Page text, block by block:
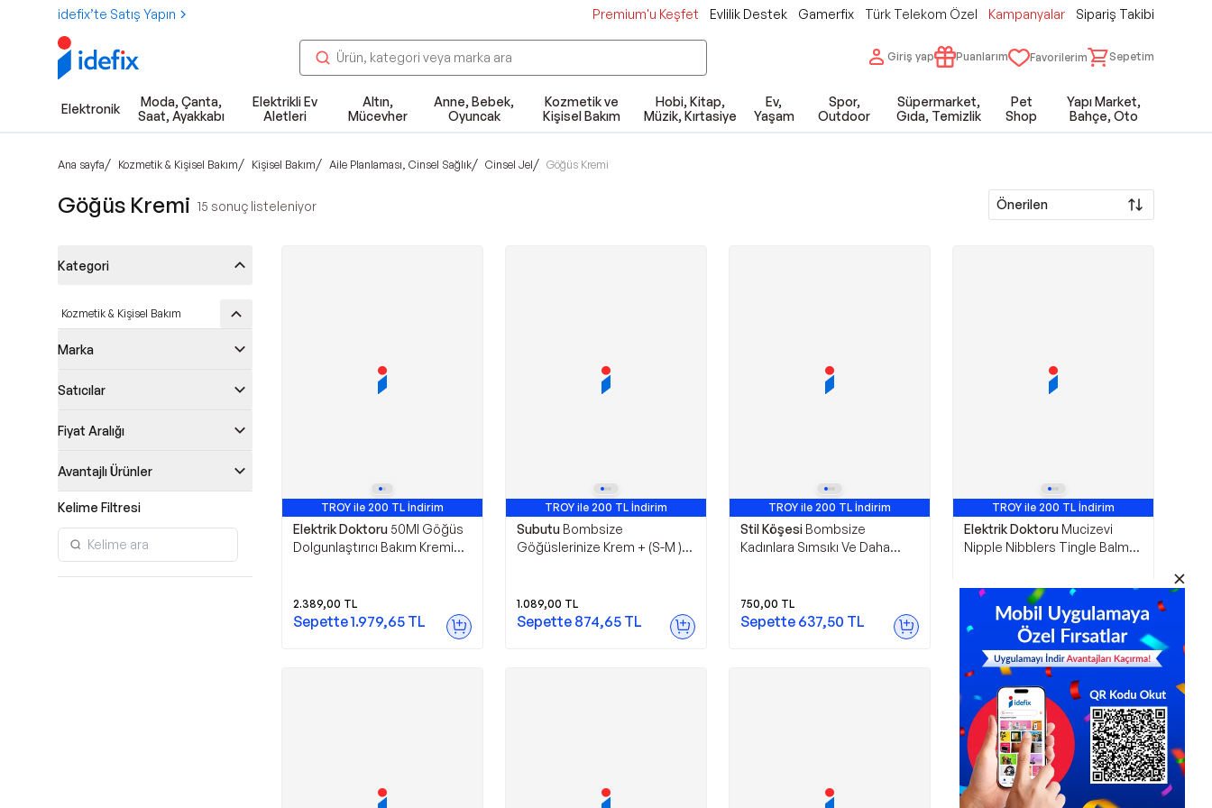
idefix’te Satış Yapın Premium'u Keşfet Evlilik Destek Gamerfix Türk Telekom Özel Kampanyalar Sipariş Takibi
Giriş yap Puanlarım Favorilerim Sepetim
Elektronik
Moda, Çanta,
Saat, Ayakkabı
Elektrikli Ev
Aletleri
Altın,
Mücevher
Anne, Bebek,
Oyuncak
Kozmetik ve
Kişisel Bakım
Hobi, Kitap,
Müzik, Kırtasiye
Ev,
Yaşam
Spor,
Outdoor
Süpermarket,
Gıda, Temizlik
Pet
Shop
Yapı Market,
Bahçe, Oto
Ana sayfa/ Kozmetik & Kişisel Bakım/ Kişisel Bakım/ Aile Planlaması, Cinsel Sağlık/ Cinsel Jel/ Göğüs Kremi
Göğüs Kremi 15 sonuç listeleniyor Önerilen
Kategori
Kozmetik & Kişisel Bakım
Marka
Satıcılar
Fiyat Aralığı
Avantajlı Ürünler
Kelime Filtresi TROY ile 200 TL İndirim
Elektrik Doktoru 50Ml Göğüs
Dolgunlaştırıcı Bakım Kremi
2.389,00 TL
Sepette1.979,65 TL
TROY ile 200 TL İndirim
Subutu Bombsize
Göğüslerinize Krem + (S-M )
1.089,00 TL
Sepette 874,65 TL
TROY ile 200 TL İndirim
Stil Köşesi Bombsize
Kadınlara Sımsıkı Ve Daha
Ml
750,00 TL
Sepette 637,50 TL
TROY ile 200 TL İndirim
Elektrik Doktoru Mucizevi
Nipple Nibblers Tingle Balm
1.789,00 TL
Sepette1.469,65TL